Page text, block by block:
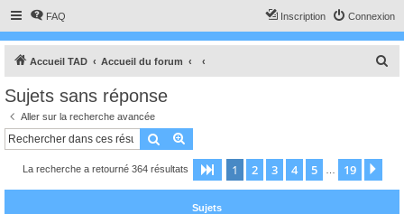
FAQ Connexion
Inscription
Accueil TAD Accueil du forum
c
Sujets sans réponse
Aller sur la recherche avancée
Rechercher
La recherche a retourné 364 résultats Page 1sur19
1 2 3 4 5 19
Sujets